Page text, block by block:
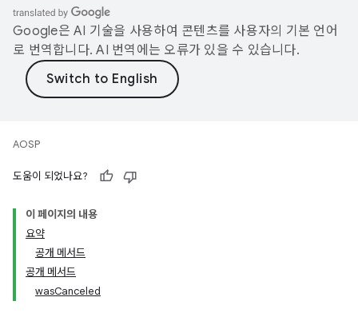
Google은 AI 기술을 사용하여 콘텐츠를 사용자의 기본 언어
로 번역합니다. AI 번역에는 오류가 있을 수 있습니다.
AOSP
도움이 되었나요?
이 페이지의 내용
요약
공개 메서드
공개 메서드
wasCanceled